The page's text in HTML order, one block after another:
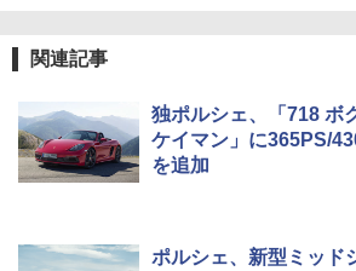
関連記事
独ポルシェ、「718 ボ
ケイマン」に365PS/
を追加
ポルシェ、新型ミッド